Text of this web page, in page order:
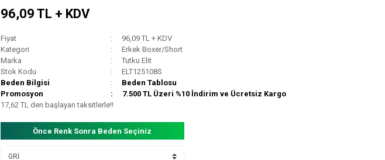
96,09 TL + KDV
Fiyat
96,09 TL + KDV
Kategori
Erkek Boxer/Short
Marka
Tutku Elit
Stok Kodu
ELT125108S
Beden Bilgisi
Beden Tablosu
Promosyon
7.500 TL Üzeri %10 İndirim ve Ücretsiz Kargo
17,62 TL den başlayan taksitlerle!!
Önce Renk Sonra Beden Seçiniz